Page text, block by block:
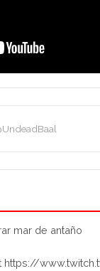
mar de antaño
https://